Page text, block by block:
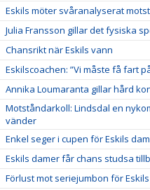
Eskils möter svåranalyserat
Julia Fransson gillar det fysiska
Chansrikt när Eskils vann
Eskilscoachen: ”Vi måste få fart
Annika Loumaranta gillar hård
Motståndarkoll: Lindsdal en
vänder
Enkel seger i cupen för Eskils
Eskils damer får chans studsa
Förlust mot seriejumbon för